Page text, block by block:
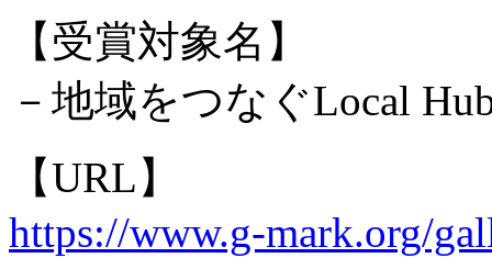
【受賞対象名】
－地域をつなぐLocal
【URL】
https://www.g-mark.org/